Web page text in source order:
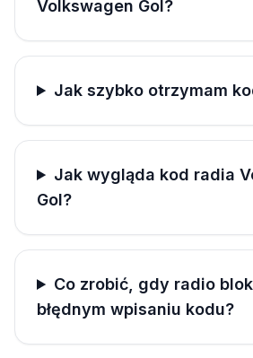
Volkswagen Gol?
Jak szybko otrzymam
Jak wygląda kod radia
Gol?
Co zrobić, gdy radio
błędnym wpisaniu kodu?